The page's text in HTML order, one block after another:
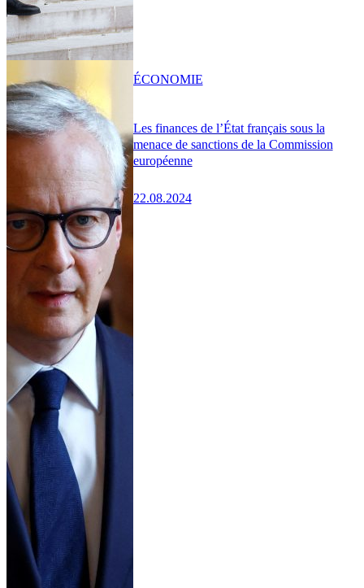
Les finances de l’État français sous la
menace de sanctions de la Commission
européenne
22.08.2024
ÉCONOMIE